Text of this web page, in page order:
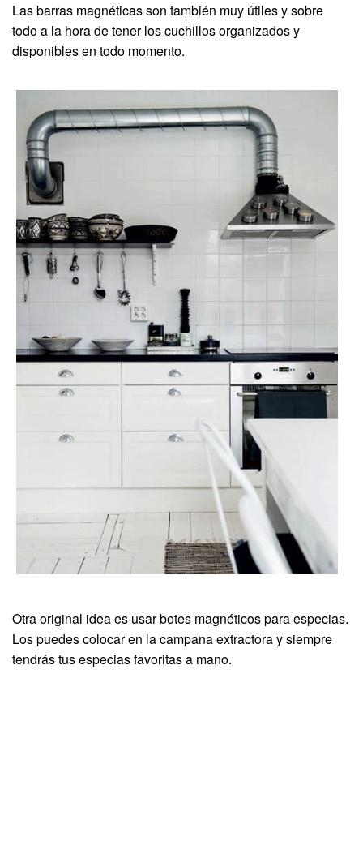
Las barras magnéticas son también muy útiles y sobre
todo a la hora de tener los cuchillos organizados y
disponibles en todo momento.
Otra original idea es usar botes magnéticos para especias.
Los puedes colocar en la campana extractora y siempre
tendrás tus especias favoritas a mano.